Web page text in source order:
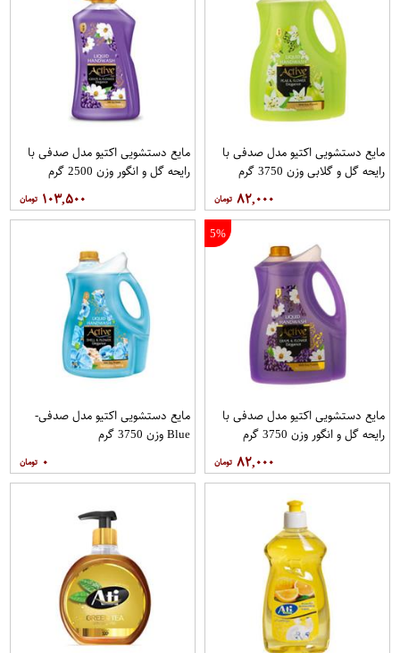
مایع دستشویی اکتیو مدل صدفی با
رایحه گل و گلابی وزن 3750 گرم
۸۲,۰۰۰
مایع دستشویی اکتیو مدل صدفی با
رایحه گل و انگور وزن 2500 گرم
۱۰۳,۵۰۰
5%
مایع دستشویی اکتیو مدل صدفی با
رایحه گل و انگور وزن 3750 گرم
۸۲,۰۰۰
مایع دستشویی اکتیو مدل صدفی-
Blue وزن 3750 گرم
۰